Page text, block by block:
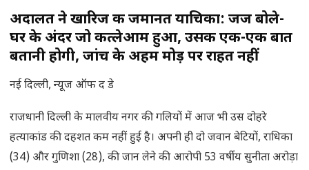
अदालत ने खारिज की जमानत याचिका: जज बोले-
घर के अंदर जो कत्लेआम हुआ, उसकी एक-एक बात
बतानी होगी, जांच के अहम मोड़ पर राहत नहीं
नई दिल्ली, न्यूज ऑफ द डे
राजधानी दिल्ली के मालवीय नगर की गलियों में आज भी उस दोहरे
हत्याकांड की दहशत कम नहीं हुई है। अपनी ही दो जवान बेटियों, राधिका
(34) और गुणिशा (28), की जान लेने की आरोपी 53 वर्षीय सुनीता अरोड़ा